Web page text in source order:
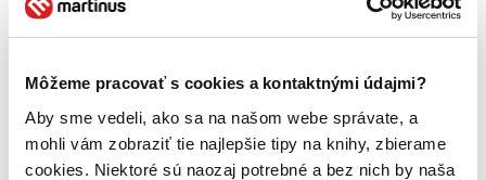
Môžeme pracovať s cookies a kontaktnými údajmi?
Aby sme vedeli, ako sa na našom webe správate, a
mohli vám zobraziť tie najlepšie tipy na knihy, zbierame
cookies. Niektoré sú naozaj potrebné a bez nich by naša
vďaka podsunutým odpovediam.